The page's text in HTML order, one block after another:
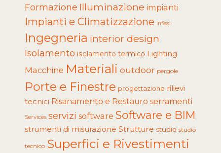
Formazione Illuminazione impianti
Impianti e Climatizzazione infissi
Ingegneria interior design
Isolamento isolamento termico Lighting
Macchine Materiali outdoor pergole
Porte e Finestre progettazione rilievi
tecnici Risanamento e Restauro serramenti
Services servizi software Software e BIM
strumenti di misurazione Strutture studio studio
tecnico Superfici e Rivestimenti